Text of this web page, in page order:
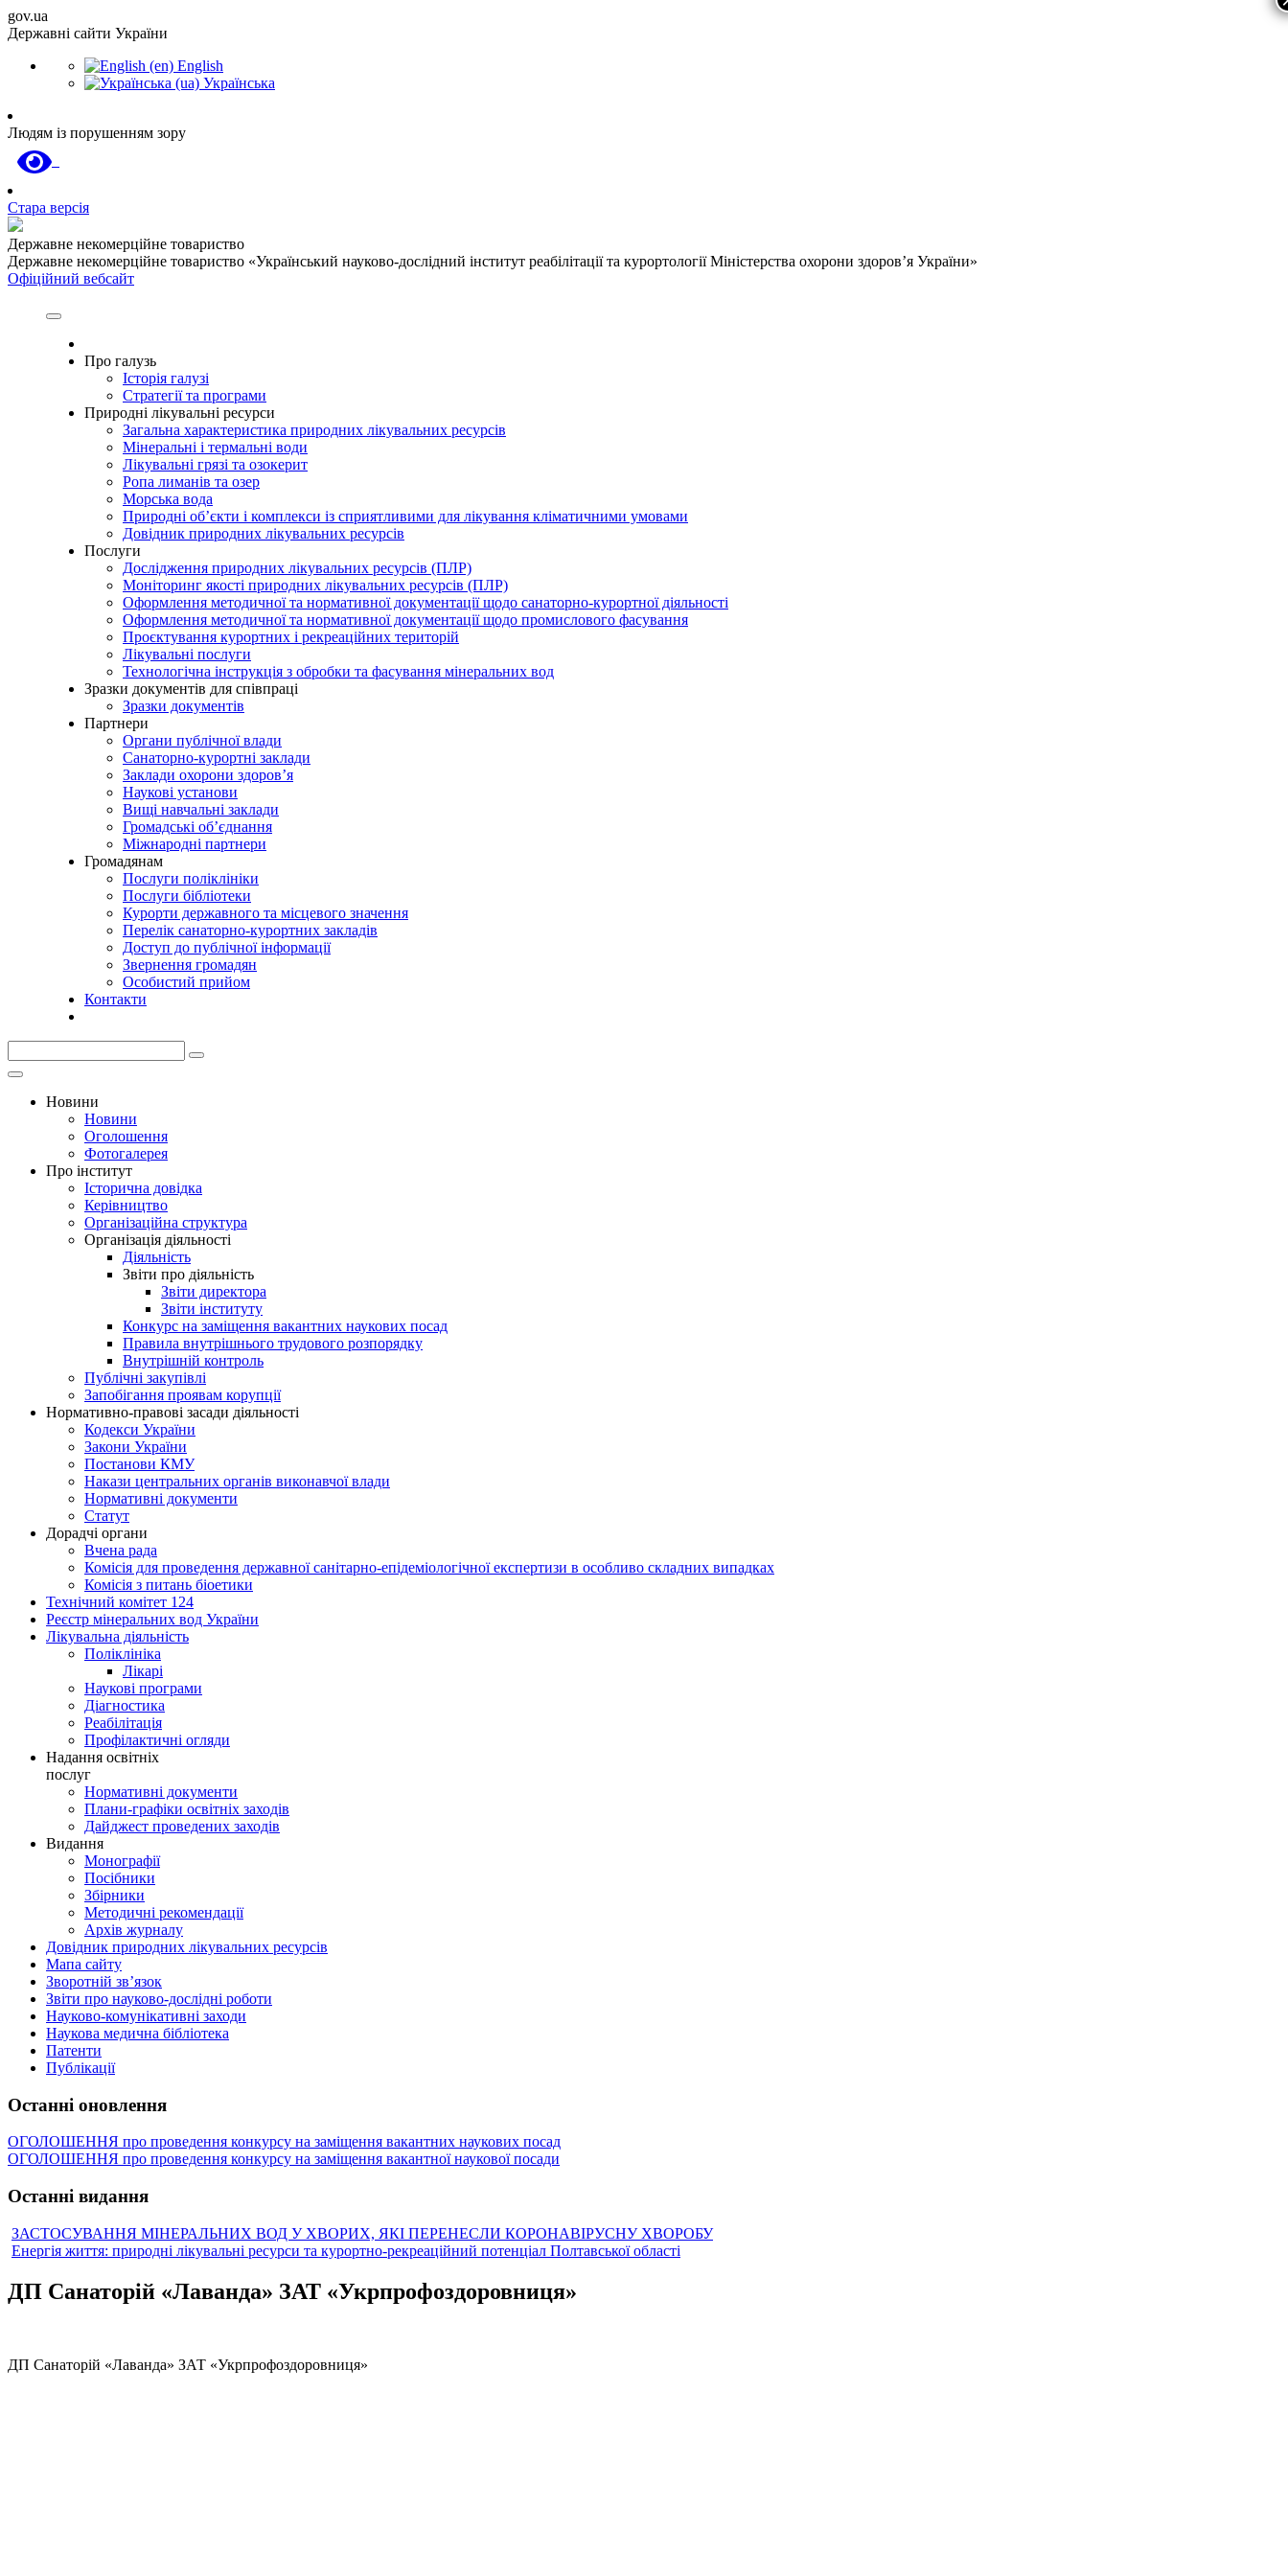
gov.ua
Державні сайти України
English
Українська
Людям із порушенням зору
Стара версія
Державне некомерційне товариство
Державне некомерційне товариство «Український науково-дослідний інститут реабілітації та курортології Міністерства охорони здоров’я України»
Офіційний вебсайт
Про галузь
Історія галузі
Стратегії та програми
Природні лікувальні ресурси
Загальна характеристика природних лікувальних ресурсів
Мінеральні і термальні води
Лікувальні грязі та озокерит
Ропа лиманів та озер
Морська вода
Природні об’єкти і комплекси із сприятливими для лікування кліматичними умовами
Довідник природних лікувальних ресурсів
Послуги
Дослідження природних лікувальних ресурсів (ПЛР)
Моніторинг якості природних лікувальних ресурсів (ПЛР)
Оформлення методичної та нормативної документації щодо санаторно-курортної діяльності
Оформлення методичної та нормативної документації щодо промислового фасування
Проєктування курортних і рекреаційних територій
Лікувальні послуги
Технологічна інструкція з обробки та фасування мінеральних вод
Зразки документів для співпраці
Зразки документів
Партнери
Органи публічної влади
Санаторно-курортні заклади
Заклади охорони здоров’я
Наукові установи
Вищі навчальні заклади
Громадські об’єднання
Міжнародні партнери
Громадянам
Послуги поліклініки
Послуги бібліотеки
Курорти державного та місцевого значення
Перелік санаторно-курортних закладів
Доступ до публічної інформації
Звернення громадян
Особистий прийом
Контакти
Новини
Новини
Оголошення
Фотогалерея
Про інститут
Історична довідка
Керівництво
Організаційна структура
Організація діяльності
Діяльність
Звіти про діяльність
Звіти директора
Звіти інституту
Конкурс на заміщення вакантних наукових посад
Правила внутрішнього трудового розпорядку
Внутрішній контроль
Публічні закупівлі
Запобігання проявам корупції
Нормативно-правові засади діяльності
Кодекси України
Закони України
Постанови КМУ
Накази центральних органів виконавчої влади
Нормативні документи
Статут
Дорадчі органи
Вчена рада
Комісія для проведення державної санітарно-епідеміологічної експертизи в особливо складних випадках
Комісія з питань біоетики
Технічний комітет 124
Реєстр мінеральних вод України
Лікувальна діяльність
Поліклініка
Лікарі
Наукові програми
Діагностика
Реабілітація
Профілактичні огляди
Надання освітніх
послуг
Нормативні документи
Плани-графіки освітніх заходів
Дайджест проведених заходів
Видання
Монографії
Посібники
Збірники
Методичні рекомендації
Архів журналу
Довідник природних лікувальних ресурсів
Мапа сайту
Зворотній зв’язок
Звіти про науково-дослідні роботи
Науково-комунікативні заходи
Наукова медична бібліотека
Патенти
Публікації
Останні оновлення
ОГОЛОШЕННЯ про проведення конкурсу на заміщення вакантних наукових посад
ОГОЛОШЕННЯ про проведення конкурсу на заміщення вакантної наукової посади
Останні видання
ЗАСТОСУВАННЯ МІНЕРАЛЬНИХ ВОД У ХВОРИХ, ЯКІ ПЕРЕНЕСЛИ КОРОНАВІРУСНУ ХВОРОБУ
Енергія життя: природні лікувальні ресурси та курортно-рекреаційний потенціал Полтавської області
ДП Санаторій «Лаванда» ЗАТ «Укрпрофоздоровниця»
ДП Санаторій «Лаванда» ЗАТ «Укрпрофоздоровниця»